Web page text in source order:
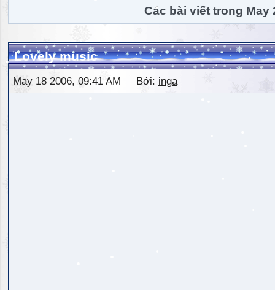
Các bài viết trong May
Lovely music
May 18 2006, 09:41 AM Bởi: inga